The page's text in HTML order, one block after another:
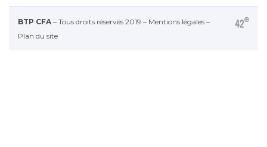
BTP CFA – Tous droits réservés 2019 – Mentions légales –
Plan du site